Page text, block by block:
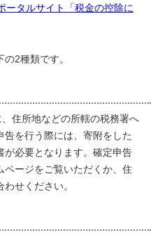
ータルサイト「税金の控除に
2種類です。
住所地などの所轄の税務署へ
を行う際には、寄附をした
が必要となります。確定申告
ージをご覧いただくか、住
せください。